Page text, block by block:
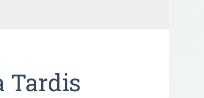
Tardis